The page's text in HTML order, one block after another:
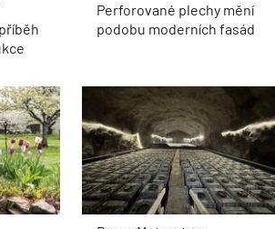
Perforované plechy mění
podobu moderních fasád